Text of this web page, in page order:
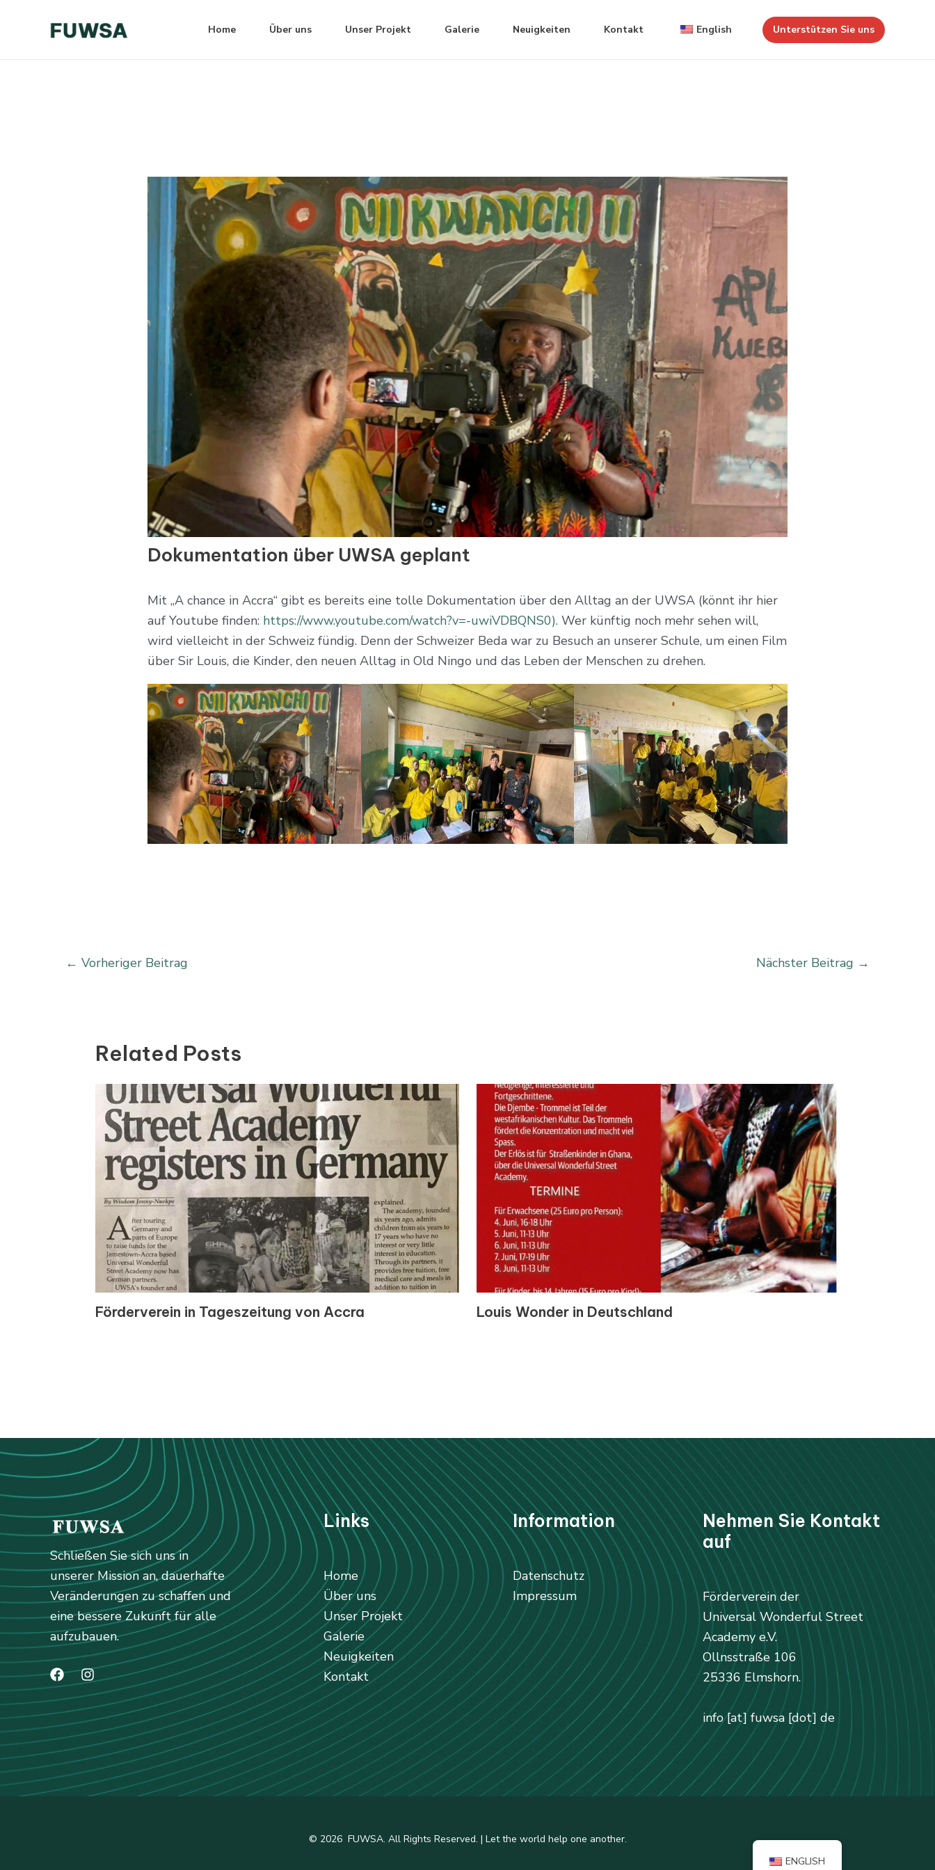
Home Über uns Unser Projekt Galerie Neuigkeiten Kontakt English Unterstützen Sie uns
Dokumentation über UWSA geplant
Mit „A chance in Accra“ gibt es bereits eine tolle Dokumentation über den Alltag an der UWSA (könnt ihr hier
auf Youtube finden: https://www.youtube.com/watch?v=-uwiVDBQNS0).Wer künftig noch mehr sehen will,
wird vielleicht in der Schweiz fündig. Denn der Schweizer Beda war zu Besuch an unserer Schule, um einen Film
über Sir Louis, die Kinder, den neuen Alltag in Old Ningo und das Leben der Menschen zu drehen.
navigation
← Vorheriger Beitrag Nächster Beitrag →
Related Posts
Förderverein in Tageszeitung von Accra Louis Wonder in Deutschland
Schließen Sie sich uns in
unserer Mission an, dauerhafte
Veränderungen zu schaffen und
eine bessere Zukunft für alle
aufzubauen.
Links
Home
Über uns
Unser Projekt
Galerie
Neuigkeiten
Kontakt
Information
Datenschutz
Impressum
Nehmen Sie Kontakt
auf
Förderverein der
Universal Wonderful Street
Academy e.V.
Ollnsstraße 106
25336 Elmshorn.
info [at] fuwsa [dot] de
© 2026 FUWSA. All Rights Reserved. | Let the world help one another.
ENGLISH